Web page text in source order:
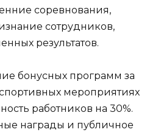
соревнования,
сотрудников,
результатов.
бонусных программ за
мероприятиях
работников на 30%.
награды и публичное